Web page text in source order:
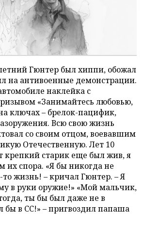
Гюнтер был хиппи, обожал
на антивоенные демонстрации.
наклейка с
«Занимайтесь любовью,
ключах – брелок-пацифик,
Всю свою жизнь
со своим отцом, воевавшим
Отечественную. Лет 10
крепкий старик еще был жив, я
их спора. «Я бы никогда не
жизнь! – кричал Гюнтер. – Я
в руки оружие!» «Мой мальчик,
ты бы был даже не в
бы в СС!» – пригвоздил папаша